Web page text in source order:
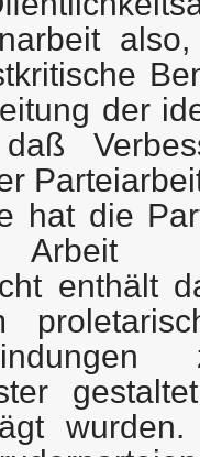
der
hat die
Arbeit
enthält